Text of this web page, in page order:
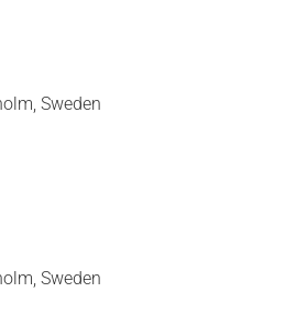
Sweden
Sweden